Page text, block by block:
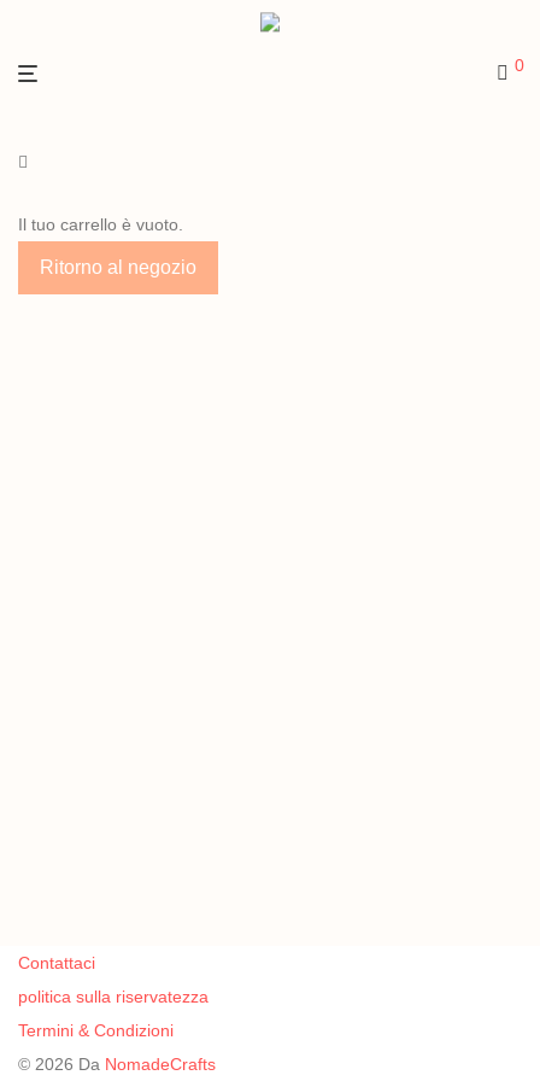
0
Il tuo carrello è vuoto.
Ritorno al negozio
Contattaci
politica sulla riservatezza
Termini & Condizioni
© 2026 Da NomadeCrafts